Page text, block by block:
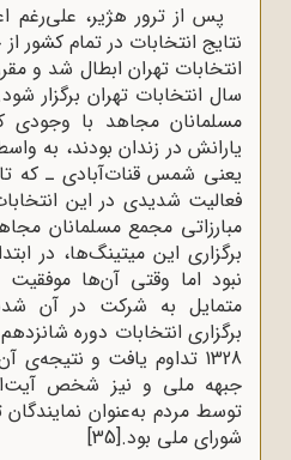
پس از ترور هژیر، علی‌رغم
نتایج انتخابات در تمام کشور
انتخابات تهران ابطال شد و
سال انتخابات تهران برگزار
مسلمانان مجاهد با وجودی
یارانش در زندان بودند، به
یعنی شمس قنات‌آبادی ـ که
فعالیت شدیدی در این
مبارزاتی مجمع مسلمانان
برگزاری این میتینگ‌ها، در
نبود اما وقتی آن‌ها موفقیت
متمایل به شرکت در آن
1328 تداوم یافت و
جبهه ملی و نیز شخص
توسط مردم به‌عنوان
شورای ملی بود.[35]